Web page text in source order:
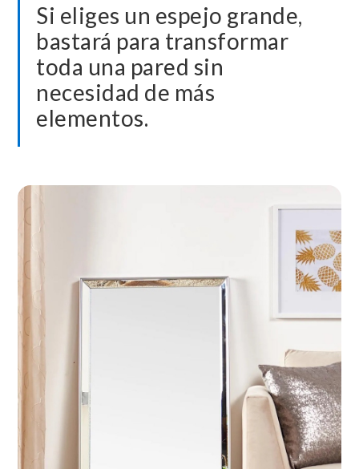
Si eliges un espejo grande,
bastará para transformar
toda una pared sin
necesidad de más
elementos.